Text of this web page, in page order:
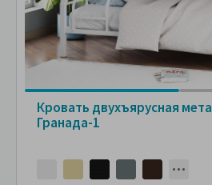
Кровать двухъярусная
Гранада-1